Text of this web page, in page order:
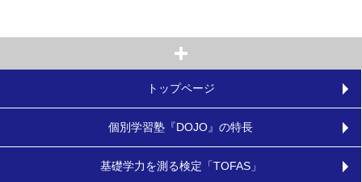
トップページ
個別学習塾『DOJO』の特長
基礎学力を測る検定「TOFAS」